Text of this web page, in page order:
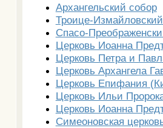
Архангельский собор
Троице-
Спасо-
Церковь Иоанна
Церковь Петра и
Церковь Архангела
Церковь Епифания
Церковь Ильи
Церковь Иоанна
Симеоновская